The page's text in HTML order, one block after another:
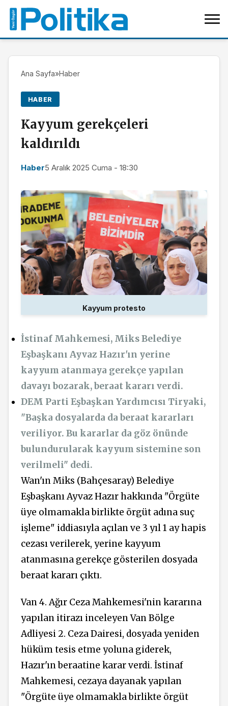
Ana Sayfa»Haber
HABER
Kayyum gerekçeleri
kaldırıldı
Haber5 Aralık 2025 Cuma - 18:30
Kayyum protesto
İstinaf Mahkemesi, Miks Belediye
Eşbaşkanı Ayvaz Hazır'ın yerine
kayyum atanmaya gerekçe yapılan
davayı bozarak, beraat kararı verdi.
DEM Parti Eşbaşkan Yardımcısı Tiryaki,
"Başka dosyalarda da beraat kararları
veriliyor. Bu kararlar da göz önünde
bulundurularak kayyum sistemine son
verilmeli" dedi.
Wan'ın Miks (Bahçesaray) Belediye
Eşbaşkanı Ayvaz Hazır hakkında "Örgüte
üye olmamakla birlikte örgüt adına suç
işleme" iddiasıyla açılan ve 3 yıl 1 ay hapis
cezası verilerek, yerine kayyum
atanmasına gerekçe gösterilen dosyada
beraat kararı çıktı.
Van 4. Ağır Ceza Mahkemesi'nin kararına
yapılan itirazı inceleyen Van Bölge
Adliyesi 2. Ceza Dairesi, dosyada yeniden
hüküm tesis etme yoluna giderek,
Hazır'ın beraatine karar verdi. İstinaf
Mahkemesi, cezaya dayanak yapılan
"Örgüte üye olmamakla birlikte örgüt